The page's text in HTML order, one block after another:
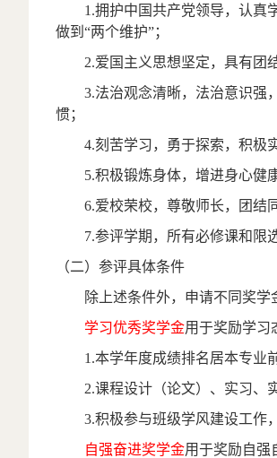
1.拥护中国共产党领导，认真
做到 “两个维护”；
2.爱国主义思想坚定，具有团
3.法治观念清晰，法治意识强
惯；
4.刻苦学习，勇于探索，积极
5.积极锻炼身体，增进身心健
6.爱校荣校，尊敬师长，团结
7.参评学期，所有必修课和限
（二）参评具体条件
除上述条件外，申请不同奖学
学习优秀奖学金用于奖励学习
1.本学年度成绩排名居本专业
2.课程设计（论文）、实习、
3.积极参与班级学风建设工作
自强奋进奖学金用于奖励自强